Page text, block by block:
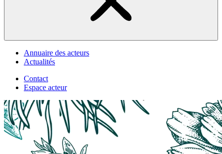
Annuaire des acteurs
Actualités
Contact
Espace acteur